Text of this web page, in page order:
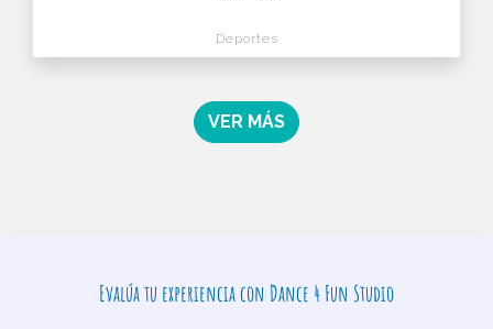
Deportes
VER MÁS
Evalúa tu experiencia con Dance 4 Fun Studio